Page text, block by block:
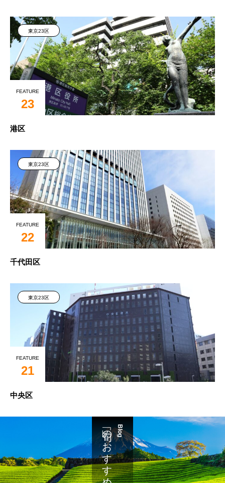
東京23区
FEATURE
23
港区
東京23区
FEATURE
22
千代田区
東京23区
FEATURE
21
中央区
Blog
「旬」のおすすめ